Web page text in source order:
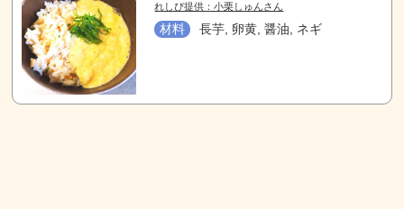
れしぴ提供：小栗しゅんさん
材料 長芋, 卵黄, 醤油, ネギ